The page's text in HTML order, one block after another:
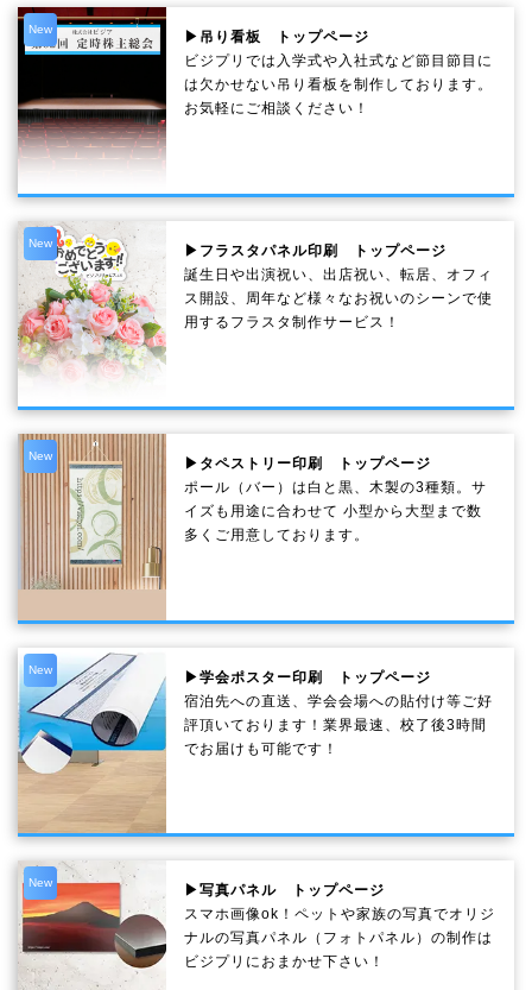
New
▶吊り看板 トップページ
ビジプリでは入学式や入社式など節目節目に
は欠かせない吊り看板を制作しております。
お気軽にご相談ください！
New
▶フラスタパネル印刷 トップページ
誕生日や出演祝い、出店祝い、転居、オフィ
ス開設、周年など様々なお祝いのシーンで使
用するフラスタ制作サービス！
New
▶タペストリー印刷 トップページ
ポール（バー）は白と黒、木製の3種類。サ
イズも用途に合わせて 小型から大型まで数
多くご用意しております。
New
▶学会ポスター印刷 トップページ
宿泊先への直送、学会会場への貼付け等ご好
評頂いております！業界最速、校了後3時間
でお届けも可能です！
New
▶写真パネル トップページ
スマホ画像ok！ペットや家族の写真でオリジ
ナルの写真パネル（フォトパネル）の制作は
ビジプリにおまかせ下さい！